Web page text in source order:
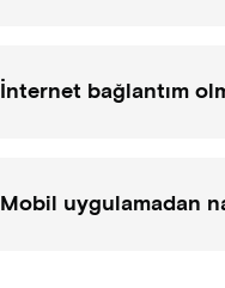
İnternet bağlantım
Mobil uygulamadan